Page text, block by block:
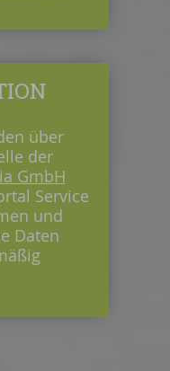
über
der
GmbH
Service
und
Daten